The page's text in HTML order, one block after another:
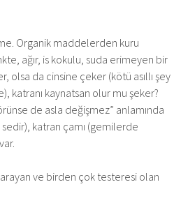
Organik maddelerden kuru
ağır, is kokulu, suda erimeyen bir
olsa da cinsine çeker (kötü asıllı şey
katranı kaynatsan olur mu şeker?
de asla değişmez” anlamında
katran çamı (gemilerde
ve birden çok testeresi olan